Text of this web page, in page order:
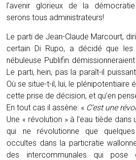
l’avenir glorieux de la
serons tous administrateurs!
Le parti de Jean-Claude Marcourt,
certain Di Rupo, a décidé que les
nébuleuse Publifin
Le parti, hein, pas la paraît-il
Où se situe-t-il, lui, le plénipotentiaire
cette prise de décision, et qu’en
En tout cas il assène: « C’est une
Une « révolution » à l’eau tiède
qui ne révolutionne que
occultes dans la particratie
des intercommunales qui pose